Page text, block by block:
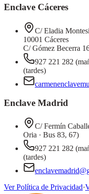
Enclave Cáceres
C/ Eladia
10001 Cáceres
C/ Gómez Becerra
927 221 282
(tardes)
Enclave Madrid
C/ Fermín
Oria · Bus 83, 67)
927 221 282
(tardes)
Ver Política de Privacidad·